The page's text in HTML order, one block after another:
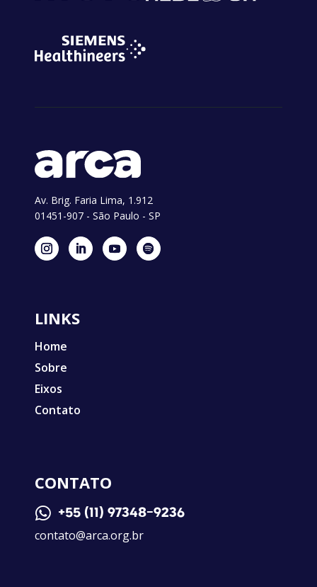
Av. Brig. Faria Lima, 1.912
01451-907 - São Paulo - SP
LINKS
Home
Sobre
Eixos
Contato
CONTATO
 +55 (11) 97348-9236
contato@arca.org.br